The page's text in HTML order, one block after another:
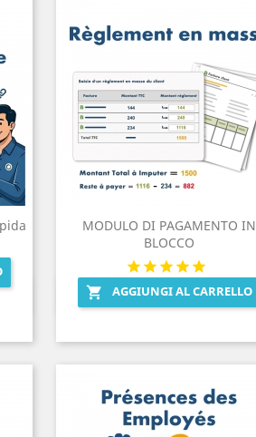
MODULO DI PAGAMENTO IN
BLOCCO
 AGGIUNGI AL CARRELLO
Anteprima